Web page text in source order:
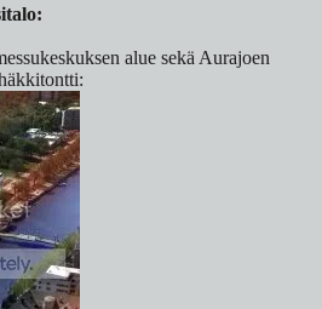
alue sekä Aurajoen